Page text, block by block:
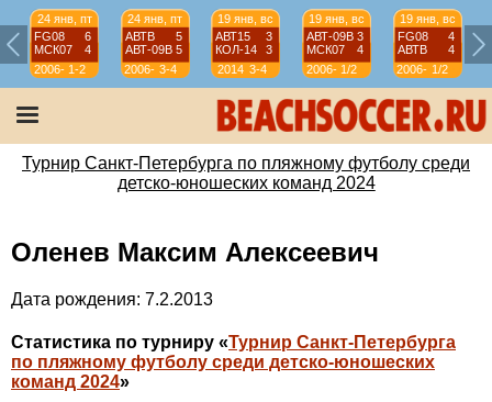
24 янв, пт
FG08
6
МСК07
4
2006-
07
1-2
24 янв, пт
АВТВ
5
АВТ-09B 5
2006-
07
3-4
19 янв, вс
АВТ15
3
КОЛ-14
3
2014 3-4
19 янв, вс
АВТ-09B 3
МСК07
4
2006-
07
1/2
19 янв, вс
FG08
4
АВТВ
4
2006-
07
1/2
Турнир Санкт-Петербурга по пляжному футболу среди
детско-юношеских команд 2024
Оленев Максим Алексеевич
Дата рождения: 7.2.2013
Статистика по турниру «Турнир Санкт-Петербурга
по пляжному футболу среди детско-юношеских
команд 2024»